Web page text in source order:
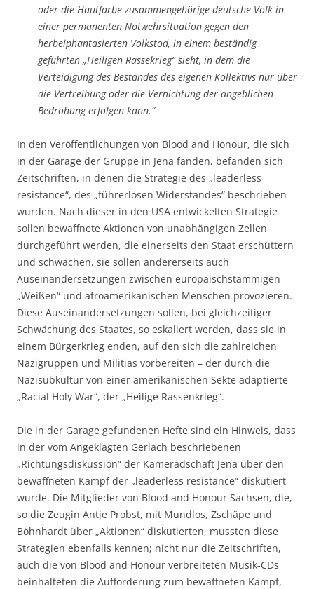
oder die Hautfarbe zusammengehörige deutsche Volk in
einer permanenten Notwehrsituation gegen den
herbeiphantasierten Volkstod, in einem beständig
geführten „Heiligen Rassekrieg“ sieht, in dem die
Verteidigung des Bestandes des eigenen Kollektivs nur über
die Vertreibung oder die Vernichtung der angeblichen
Bedrohung erfolgen kann.“
In den Veröffentlichungen von Blood and Honour, die sich
in der Garage der Gruppe in Jena fanden, befanden sich
Zeitschriften, in denen die Strategie des „leaderless
resistance“, des „führerlosen Widerstandes“ beschrieben
wurden. Nach dieser in den USA entwickelten Strategie
sollen bewaffnete Aktionen von unabhängigen Zellen
durchgeführt werden, die einerseits den Staat erschüttern
und schwächen, sie sollen andererseits auch
Auseinandersetzungen zwischen europäischstämmigen
„Weißen“ und afroamerikanischen Menschen provozieren.
Diese Auseinandersetzungen sollen, bei gleichzeitiger
Schwächung des Staates, so eskaliert werden, dass sie in
einem Bürgerkrieg enden, auf den sich die zahlreichen
Nazigruppen und Militias vorbereiten – der durch die
Nazisubkultur von einer amerikanischen Sekte adaptierte
„Racial Holy War“, der „Heilige Rassenkrieg“.
Die in der Garage gefundenen Hefte sind ein Hinweis, dass
in der vom Angeklagten Gerlach beschriebenen
„Richtungsdiskussion“ der Kameradschaft Jena über den
bewaffneten Kampf der „leaderless resistance“ diskutiert
wurde. Die Mitglieder von Blood and Honour Sachsen, die,
so die Zeugin Antje Probst, mit Mundlos, Zschäpe und
Böhnhardt über „Aktionen“ diskutierten, mussten diese
Strategien ebenfalls kennen; nicht nur die Zeitschriften,
auch die von Blood and Honour verbreiteten Musik-CDs
beinhalteten die Aufforderung zum bewaffneten Kampf,